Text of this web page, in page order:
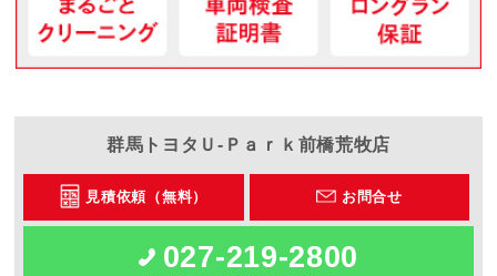
群馬トヨタ Ｕ-Ｐａｒｋ前橋荒牧店
見積依頼（無料） お問合せ
027-219-2800